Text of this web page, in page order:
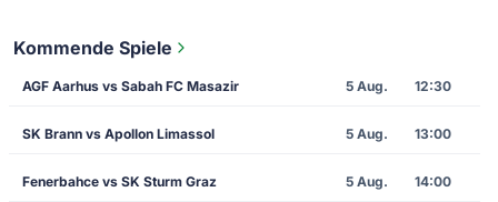
Kommende Spiele
AGF Aarhus vs Sabah FC Masazir 5 Aug. 12:30
SK Brann vs Apollon Limassol 5 Aug. 13:00
Fenerbahce vs SK Sturm Graz 5 Aug. 14:00